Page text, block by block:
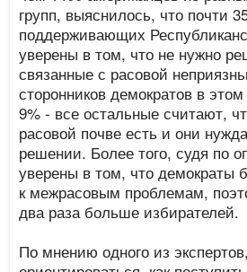
групп, выяснилось, что почти
поддерживающих
уверены в том, что не нужно
связанные с расовой
сторонников демократов в
9% - все остальные считают,
расовой почве есть и они
решении. Более того, судя по
уверены в том, что демократы
к межрасовым проблемам,
два раза больше избирателей.
По мнению одного из